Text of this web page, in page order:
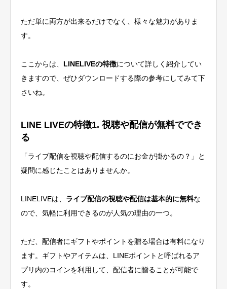
ただ単に両方が出来るだけでなく、様々な魅力がありま
す。
ここからは、 LINELIVEの特徴について詳しく紹介してい
きますので、ぜひダウンロードする際の参考にしてみて下
さいね。
LINE LIVEの特徴1. 視聴や配信が無料ででき
る
「ライブ配信を視聴や配信するのにお金が掛かるの？」と
疑問に感じたことはありませんか。
LINELIVEは、 ライブ配信の視聴や配信は基本的に無料な
ので、気軽に利用できるのが人気の理由の一つ。
ただ、配信者にギフトやポイントを贈る場合は有料になり
ます。ギフトやアイテムは、LINEポイントと呼ばれるア
プリ内のコインを利用して、配信者に贈ることが可能で
す。